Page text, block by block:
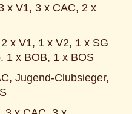
x V1, 3 x CAC, 2 x
x V1, 1 x V2, 1 x SG
1 x BOB, 1 x BOS
Jugend-Clubsieger,